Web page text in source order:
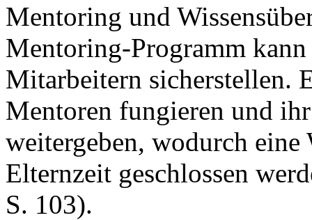
Mentoring und
Mentoring-Programm
Mitarbeitern sicherstellen.
Mentoren fungieren und
weitergeben, wodurch eine
Elternzeit geschlossen
S. 103).